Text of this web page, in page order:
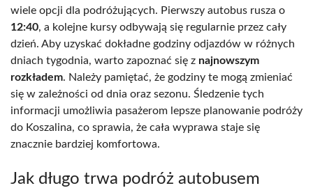
wiele opcji dla podróżujących. Pierwszy autobus rusza o
12:40, a kolejne kursy odbywają się regularnie przez cały
dzień. Aby uzyskać dokładne godziny odjazdów w różnych
dniach tygodnia, warto zapoznać się z najnowszym
rozkładem. Należy pamiętać, że godziny te mogą zmieniać
się w zależności od dnia oraz sezonu. Śledzenie tych
informacji umożliwia pasażerom lepsze planowanie podróży
do Koszalina, co sprawia, że cała wyprawa staje się
znacznie bardziej komfortowa.
Jak długo trwa podróż autobusem